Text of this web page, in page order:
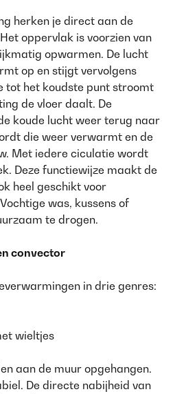
herken je direct aan de
oppervlak is voorzien van
opwarmen. De lucht
op en stijgt vervolgens
tot het koudste punt stroomt
de vloer daalt. De
koude lucht weer terug naar
die weer verwarmt en de
Met iedere ciculatie wordt
Deze functiewijze maakt de
heel geschikt voor
was, kussens of
te drogen.
convector
in drie genres:
wieltjes
aan de muur opgehangen.
De directe nabijheid van